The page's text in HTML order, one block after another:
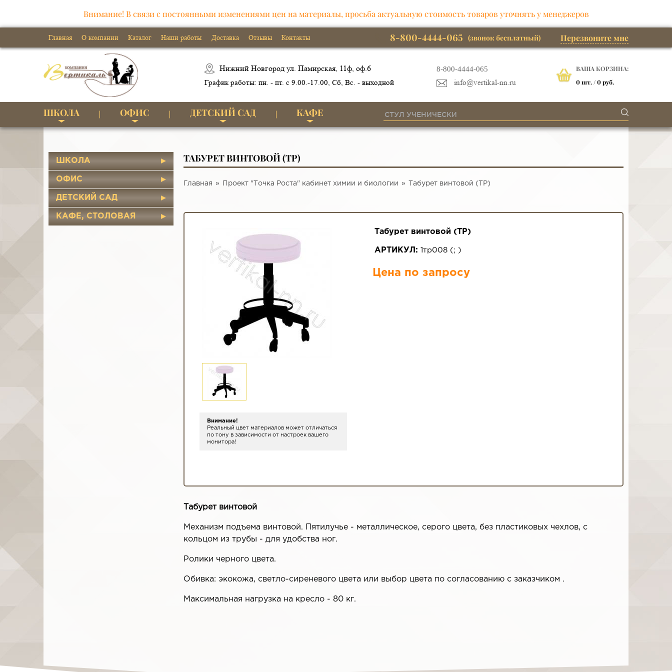
Внимание! В связи с постоянными изменениями цен на материалы, просьба актуальную стоимость товаров уточнять у менеджеров
Главная О компании Каталог Наши работы Доставка Отзывы Контакты 8-800-4444-065 (звонок бесплатный) Перезвоните мне
Нижний Новгород ул. Памирская, 11ф, оф.6
График работы: пн. - пт. с 9.00.-17.00, Сб, Вс. - выходной
8-800-4444-065
info@vertikal-nn.ru
ВАША КОРЗИНА:
0шт. /0 руб.
ШКОЛА ОФИС ДЕТСКИЙ САД КАФЕ
ШКОЛА
ОФИС
ДЕТСКИЙ САД
КАФЕ, СТОЛОВАЯ
ТАБУРЕТ ВИНТОВОЙ (ТР)
Главная Проект "Точка Роста" кабинет химии и биологии Табурет винтовой (ТР)
Внимание!
Реальный цвет материалов может отличаться
по тону в зависимости от настроек вашего
монитора!
Табурет винтовой (ТР)
АРТИКУЛ: 1тр008 ( ; )
Цена по запросу
Табурет винтовой
Механизм подъема винтовой. Пятилучье - металлическое, серого цвета, без пластиковых чехлов, с
кольцом из трубы - для удобства ног.
Ролики черного цвета.
Обивка: экокожа, светло-сиреневого цвета или выбор цвета по согласованию с заказчиком .
Максимальная нагрузка на кресло - 80 кг.